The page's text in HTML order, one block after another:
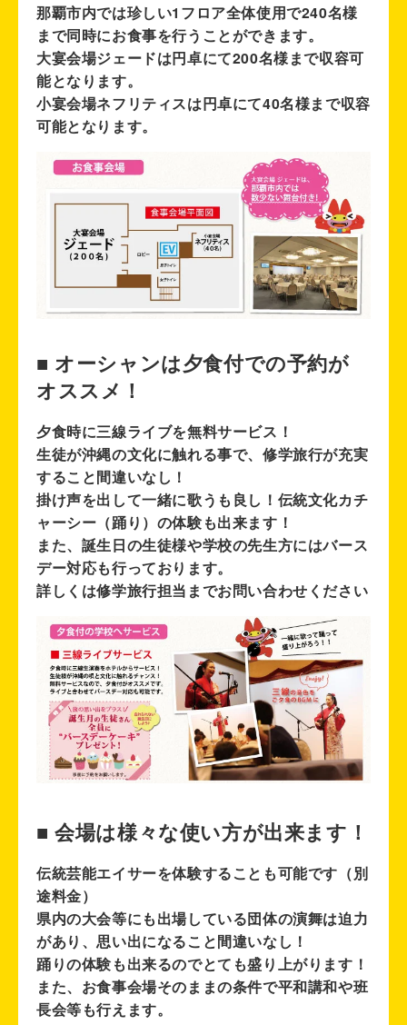
那覇市内では珍しい1フロア全体使用で240名様
まで同時にお食事を行うことができます。
大宴会場ジェードは円卓にて200名様まで収容可
能となります。
小宴会場ネフリティスは円卓にて40名様まで収容
可能となります。
■ オーシャンは夕食付での予約が
オススメ！
夕食時に三線ライブを無料サービス！
生徒が沖縄の文化に触れる事で、修学旅行が充実
すること間違いなし！
掛け声を出して一緒に歌うも良し！伝統文化カチ
ャーシー（踊り）の体験も出来ます！
また、誕生日の生徒様や学校の先生方にはバース
デー対応も行っております。
詳しくは修学旅行担当までお問い合わせください
■ 会場は様々な使い方が出来ます！
伝統芸能エイサーを体験することも可能です（別
途料金）
県内の大会等にも出場している団体の演舞は迫力
があり、思い出になること間違いなし！
踊りの体験も出来るのでとても盛り上がります！
また、お食事会場そのままの条件で平和講和や班
長会等も行えます。